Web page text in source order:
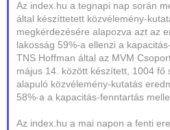
Az index.hu a tegnapi nap során
által készíttetett közvélemény-
megkérdezésére alapozva azt az
lakosság 59%-a ellenzi a
TNS Hoffman által az MVM
május 14. között készített, 1004 fő
alapuló közvélemény-kutatás
58%-a a kapacitás-fenntartás
Az index.hu a mai napon a fenti